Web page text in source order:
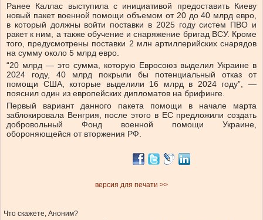
Ранее Каллас выступила с инициативой предоставить Киеву
новый пакет военной помощи объемом от 20 до 40 млрд евро,
в который должны войти поставки в 2025 году систем ПВО и
ракет к ним, а также обучение и снаряжение бригад ВСУ. Кроме
того, предусмотрены поставки 2 млн артиллерийских снарядов
на сумму около 5 млрд евро.
“20 млрд — это сумма, которую Евросоюз выделил Украине в
2024 году, 40 млрд покрыли бы потенциальный отказ от
помощи США, которые выделили 16 млрд в 2024 году”, —
пояснил один из европейских дипломатов на брифинге.
Первый вариант данного пакета помощи в начале марта
заблокировала Венгрия, после этого в ЕС предложили создать
добровольный Фонд военной помощи Украине,
обороняющейся от вторжения РФ.
версия для печати >>
Что скажете, Аноним?